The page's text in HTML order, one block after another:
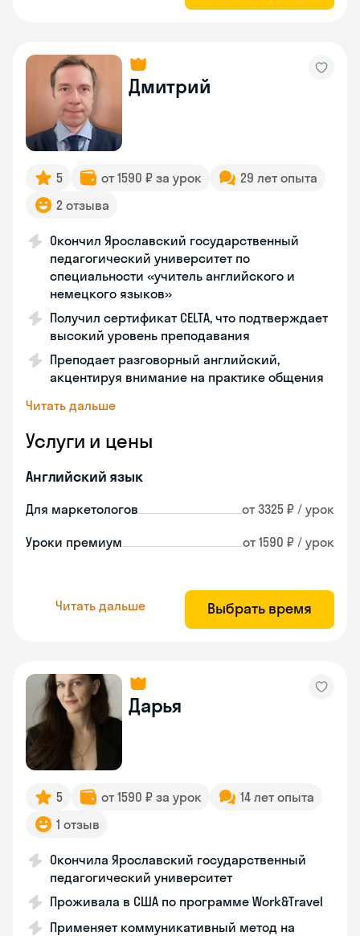
Дмитрий
5 от 1590 ₽ за урок
29 лет опыта
2 отзыва
Окончил Ярославский государственный
педагогический университет по
специальности «учитель английского и
немецкого языков»
Получил сертификат CELTA, что подтверждает
высокий уровень преподавания
Преподает разговорный английский,
акцентируя внимание на практике общения
Читать дальше
Услуги и цены
Английский язык
Для маркетологов от 3325 ₽ / урок
Уроки премиум от 1590 ₽ / урок
Читать дальше Выбрать время
Дарья
5 от 1590 ₽ за урок
14 лет опыта
1 отзыв
Окончила Ярославский государственный
педагогический университет
Проживала в США по программе Work&Travel
Применяет коммуникативный метод на